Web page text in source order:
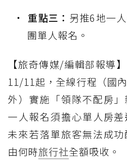
重點三： 另推6地一
團單人報名。
【旅奇傳媒/編輯部報導
11/11起，全線行程（國
外）實施「領隊不配房
一人報名須擔心單人房差
未來若落單旅客無法成
由何時旅行社全額吸收。